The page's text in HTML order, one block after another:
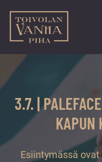
Siirry
suoraan
sisältöön
Toivolan vanha piha
kauneimmassa
pihapiirissä
palvelut
tapahtumat
tarjoavat
kiireettömiä
3.7. |
KAPUN
Esiintymässä